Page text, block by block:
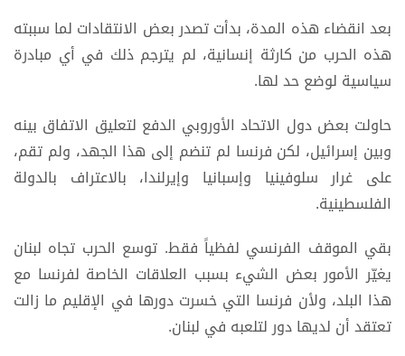
بعد انقضاء هذه المدة، بدأت تصدر بعض الانتقادات لما سببته
هذه الحرب من كارثة إنسانية، لم يترجم ذلك في أي مبادرة
سياسية لوضع حد لها.
حاولت بعض دول الاتحاد الأوروبي الدفع لتعليق الاتفاق بينه
وبين إسرائيل، لكن فرنسا لم تنضم إلى هذا الجهد، ولم تقم،
على غرار سلوفينيا وإسبانيا وإيرلندا، بالاعتراف بالدولة
الفلسطينية.
بقي الموقف الفرنسي لفظياً فقط. توسع الحرب تجاه لبنان
يغيّر الأمور بعض الشيء بسبب العلاقات الخاصة لفرنسا مع
هذا البلد، ولأن فرنسا التي خسرت دورها في الإقليم ما زالت
تعتقد أن لديها دور لتلعبه في لبنان.